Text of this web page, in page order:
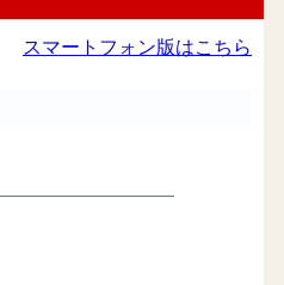
スマートフォン版はこちら